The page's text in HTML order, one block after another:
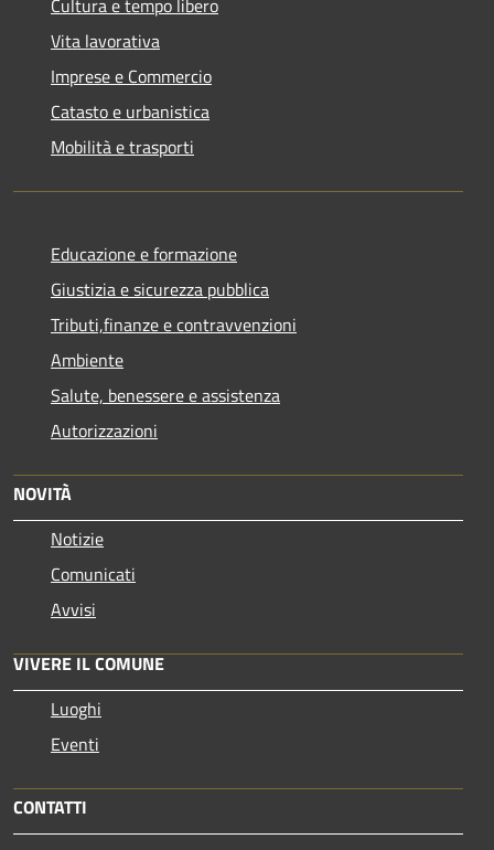
Vita lavorativa
Imprese e Commercio
Catasto e urbanistica
Mobilità e trasporti
Educazione e formazione
Giustizia e sicurezza pubblica
Tributi,finanze e contravvenzioni
Ambiente
Salute, benessere e assistenza
Autorizzazioni
NOVITÀ
Notizie
Comunicati
Avvisi
VIVERE IL COMUNE
Luoghi
Eventi
CONTATTI